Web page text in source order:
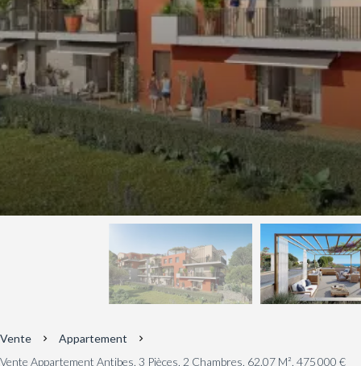
Vente
Appartement
Vente Appartement Antibes, 3 Pièces, 2 Chambres, 62.07 M², 475 000 €